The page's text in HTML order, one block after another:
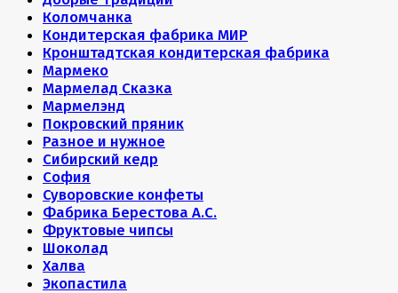
Коломчанка
Кондитерская фабрика МИР
Кронштадтская кондитерская фабрика
Мармеко
Мармелад Сказка
Мармелэнд
Покровский пряник
Разное и нужное
Сибирский кедр
София
Суворовские конфеты
Фабрика Берестова А.С.
Фруктовые чипсы
Шоколад
Халва
Экопастила